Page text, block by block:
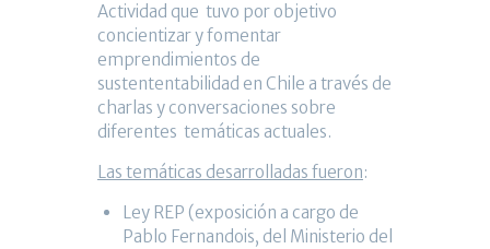
Actividad que tuvo por objetivo
concientizar y fomentar
emprendimientos de
sustententabilidad en Chile a través de
charlas y conversaciones sobre
diferentes temáticas actuales.
Las temáticas desarrolladas fueron:
Ley REP (exposición a cargo de
Pablo Fernandois, del Ministerio del